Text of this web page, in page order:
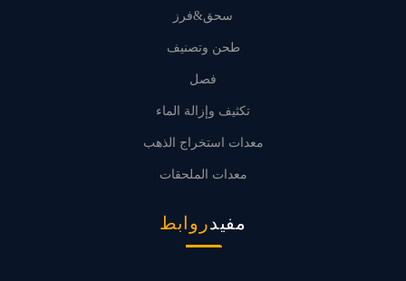
سحق&فرز
طحن وتصنيف
فصل
تكثيف وإزالة الماء
معدات استخراج الذهب
معدات الملحقات
مفيدروابط